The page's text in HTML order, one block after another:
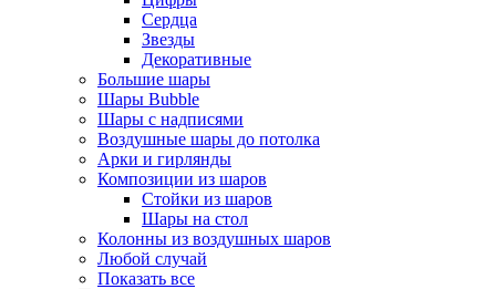
Сердца
Звезды
Декоративные
Большие шары
Шары Bubble
Шары с надписями
Воздушные шары до потолка
Арки и гирлянды
Композиции из шаров
Стойки из шаров
Шары на стол
Колонны из воздушных шаров
Любой случай
Показать все